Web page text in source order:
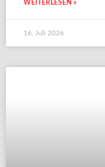
WEITERLESEN »
16. Juli 2026